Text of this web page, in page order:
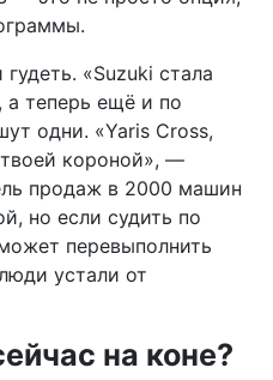
«Suzuki стала
теперь ещё и по
одни. «Yaris Cross,
короной», —
продаж в 2000 машин
но если судить по
перевыполнить
устали от
на коне?